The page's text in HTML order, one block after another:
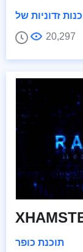
20,297
תוכנת כופר